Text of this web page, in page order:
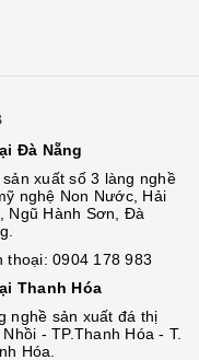
Đà Nẵng
sản xuất số 3 làng nghề
nghệ Non Nước, Hải
Ngũ Hành Sơn, Đà
thoại: 0904 178 983
Thanh Hóa
nghề sản xuất đá thị
- TP.Thanh Hóa - T.
Hóa.